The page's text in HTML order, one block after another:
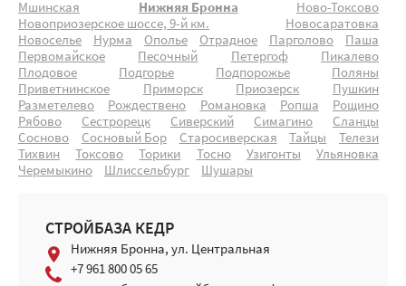
Мшинская
Нижняя Бронна
Ново-Токсово
Новоприозерское шоссе, 9-й км.
Новосаратовка
Новоселье
Нурма Ополье Отрадное Парголово
Паша
Первомайское
Песочный Петергоф
Пикалево
Плодовое
Подгорье Подпорожье
Поляны
Приветнинское
Приморск Приозерск
Пушкин
Разметелево
Рождествено Романовка Ропша
Рощино
Рябово
Сестрорецк Сиверский Симагино
Сланцы
Сосново
Сосновый Бор Старосиверская Тайцы
Телези
Тихвин
Токсово Торики Тосно Узигонты
Ульяновка
Черемыкино
Шлиссельбург Шушары
СТРОЙБАЗА КЕДР
Нижняя Бронна, ул. Центральная
+7 961 800 05 65